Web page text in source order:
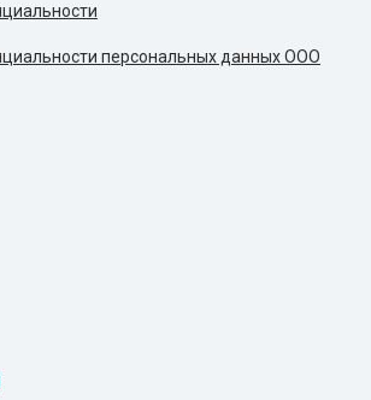
персональных данных ООО